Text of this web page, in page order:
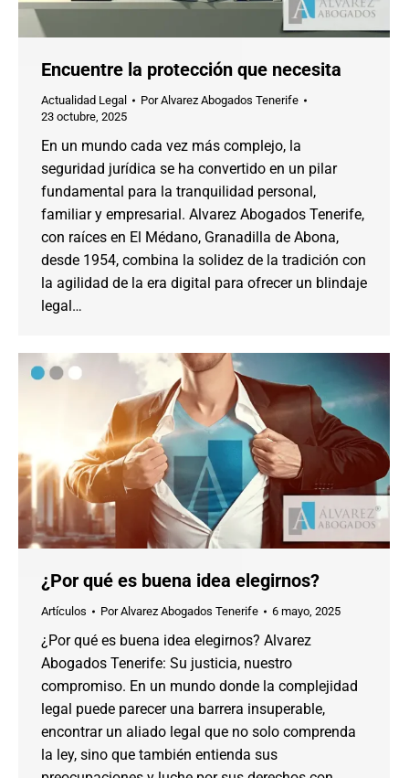
Encuentre la protección que necesita
Actualidad Legal PorAlvarez Abogados Tenerife
23 octubre, 2025
En un mundo cada vez más complejo, la
seguridad jurídica se ha convertido en un pilar
fundamental para la tranquilidad personal,
familiar y empresarial. Alvarez Abogados Tenerife,
con raíces en El Médano, Granadilla de Abona,
desde 1954, combina la solidez de la tradición con
la agilidad de la era digital para ofrecer un blindaje
legal…
¿Por qué es buena idea elegirnos?
Artículos PorAlvarez Abogados Tenerife 6 mayo, 2025
¿Por qué es buena idea elegirnos? Alvarez
Abogados Tenerife: Su justicia, nuestro
compromiso. En un mundo donde la complejidad
legal puede parecer una barrera insuperable,
encontrar un aliado legal que no solo comprenda
la ley, sino que también entienda sus